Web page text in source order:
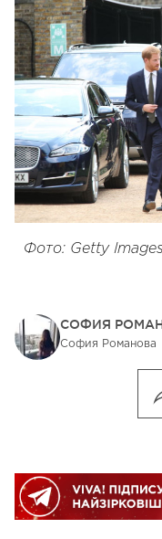
Фото: Getty
СОФИЯ
София Романова